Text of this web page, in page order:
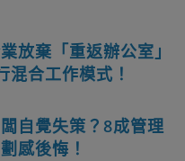
放棄「重返辦公室」
合工作模式！
自覺失策？8成管理
感後悔！